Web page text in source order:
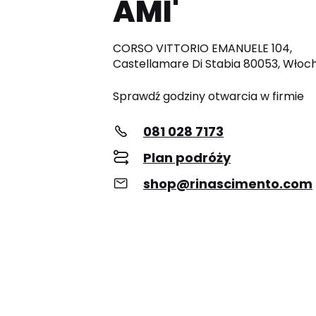
AMI'
CORSO VITTORIO EMANUELE 104,
Castellamare Di Stabia 80053,
Sprawdź godziny otwarcia w firmie
081 028 7173
Plan podróży
shop@rinascimento.com